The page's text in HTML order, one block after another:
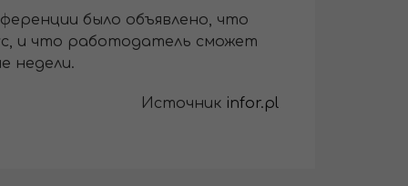
было объявлено, что
и что работодатель сможет
недели.
Источник infor.pl